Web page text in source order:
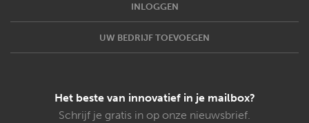
INLOGGEN
UW BEDRIJF TOEVOEGEN
Het beste van innovatief in je mailbox?
Schrijf je gratis in op onze nieuwsbrief.